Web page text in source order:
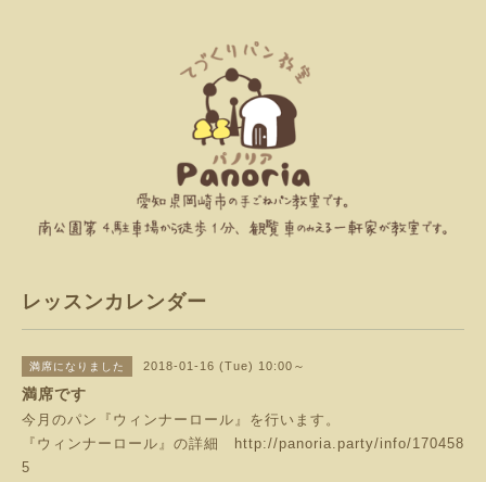
レッスンカレンダー
満席になりました 2018-01-16 (Tue) 10:00～
満席です
今月のパン『ウィンナーロール』を行います。
『ウィンナーロール』の詳細
http://panoria.party/info/170458
5